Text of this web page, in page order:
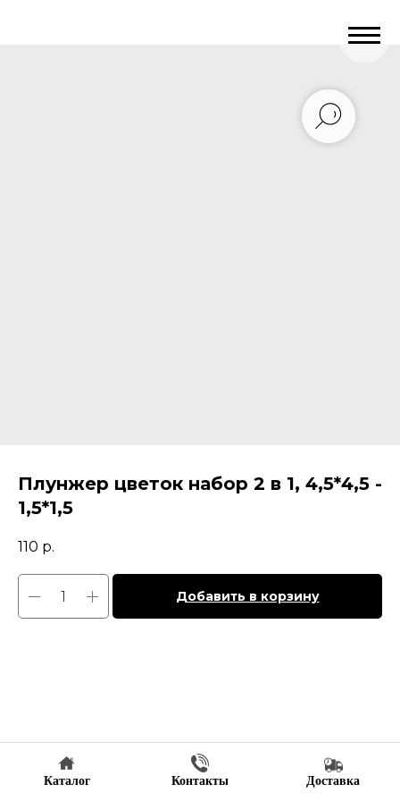
Плунжер цветок набор 2 в 1, 4,5*4,5 -
1,5*1,5
110 р.
Добавить в корзину
Каталог Контакты Доставка